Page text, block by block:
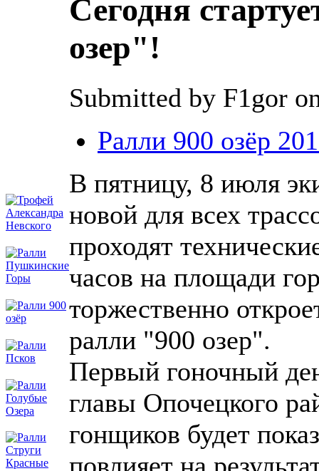
Сегодня
озер"!
Submitted by F1gor
Ралли 900 озёр
В пятницу, 8 июля
новой для всех
проходят
часов на площади
торжественно
ралли "900 озер".
Первый гоночный
главы Опочецкого
гонщиков будет